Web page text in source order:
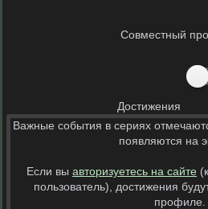
Совместный
Достижения
Важные события в сериях
появляются на
Если вы авторизуетесь на сайте
пользователь), достижения
профиле.